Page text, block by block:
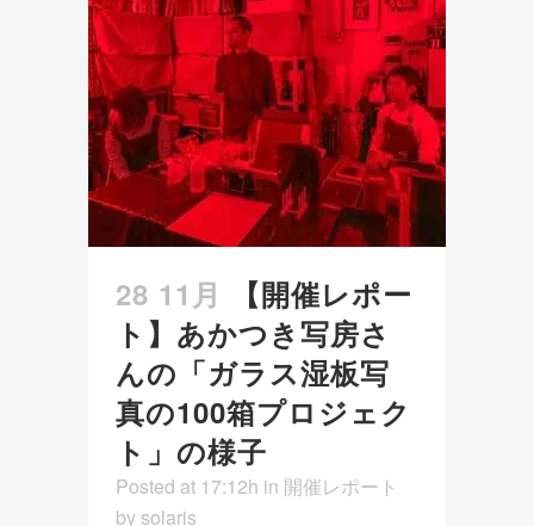
28 11月
【開催レポー
ト】あかつき写房さ
んの「ガラス湿板写
真の100箱プロジェク
ト」の様子
Posted at 17:12h in 開催レポート
by solaris